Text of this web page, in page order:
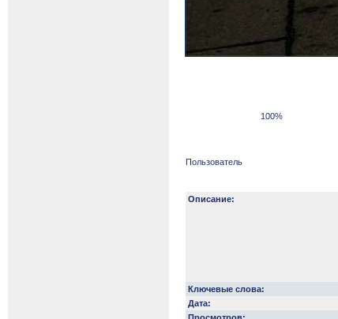
100%
Пользователь
Описание:
Ключевые слова:
Дата: